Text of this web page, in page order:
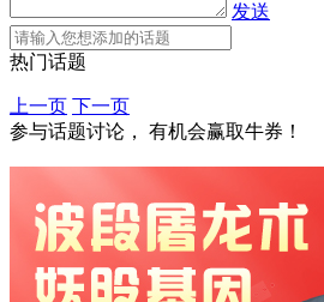
发送
热门话题
上一页 下一页
参与话题讨论， 有机会赢取牛券！